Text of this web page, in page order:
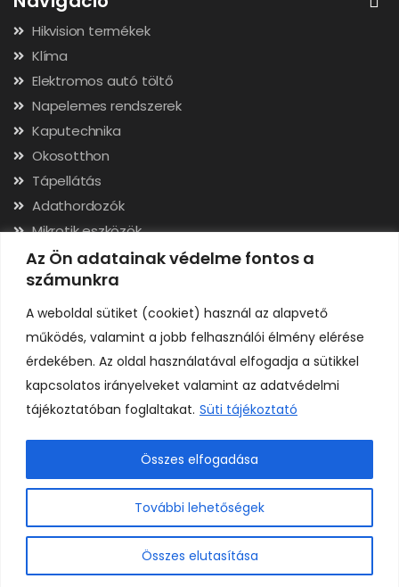
Az Ön adatainak védelme fontos a
számunkra
A weboldal sütiket (cookiet) használ az alapvető
működés, valamint a jobb felhasználói élmény elérése
érdekében. Az oldal használatával elfogadja a sütikkel
kapcsolatos irányelveket valamint az adatvédelmi
tájékoztatóban foglaltakat. Süti tájékoztató
További lehetőségek
Összes elutasítása
Összes elfogadása
Hikvision termékek
Klíma
Elektromos autó töltő
Napelemes rendszerek
Kaputechnika
Okosotthon
Tápellátás
Adathordozók
Mikrotik eszközök
Hálózati kábelek, csatlakozók
Szerszámok
Elérhetőségek
Adószám: 24323257-2-02
Cégjegyzékszám: 02-09-079991
Bankszámla: 11731001-23136207
Copyright © H A R I C O M P Kft. Minden jog fenntartva.